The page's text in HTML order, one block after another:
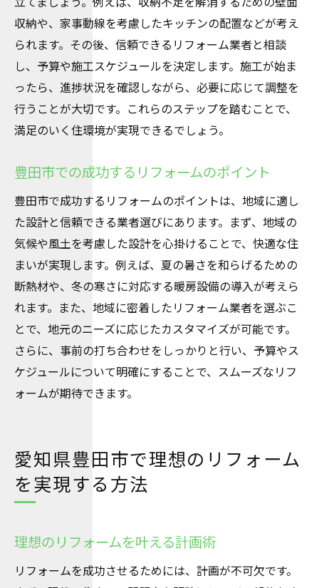
収納や、家事動線を考慮したキッチンの配置などが考え
られます。その後、信頼できるリフォーム業者と相談
し、予算や施工スケジュールを決定します。施工が始ま
ったら、進捗状況を確認しながら、必要に応じて調整を
行うことが大切です。これらのステップを踏むことで、
満足のいく住環境が実現できるでしょう。
豊田市での成功するリフォームのポイント
豊田市で成功するリフォームのポイントは、地域に適し
た設計と信頼できる業者選びにあります。まず、地域の
気候や風土を考慮した設計を心掛けることで、快適な住
まいが実現します。例えば、夏の暑さを和らげるための
断熱材や、冬の寒さに対応する暖房設備の導入が考えら
れます。また、地域に密着したリフォーム業者を選ぶこ
とで、地元のニーズに応じたカスタマイズが可能です。
さらに、事前の打ち合わせをしっかりと行い、予算やス
ケジュールについて明確にすることで、スムーズなリフ
ォームが期待できます。
愛知県豊田市で理想のリフォーム
を実現する方法
理想のリフォームを叶える計画術
リフォームを成功させるためには、計画が不可欠です。